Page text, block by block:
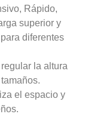
Rápido,
superior y
diferentes
la altura
el espacio y